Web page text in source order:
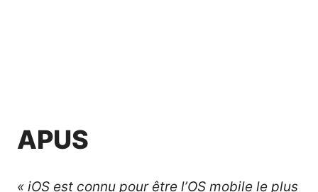
APUS
« iOS est connu pour être l’OS mobile le plus